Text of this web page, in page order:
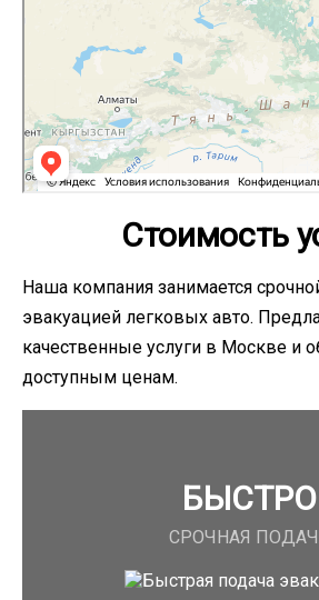
Стоимость
Наша компания занимается
эвакуацией легковых авто.
качественные услуги в Москве и
доступным ценам.
БЫСТРО
СРОЧНАЯ